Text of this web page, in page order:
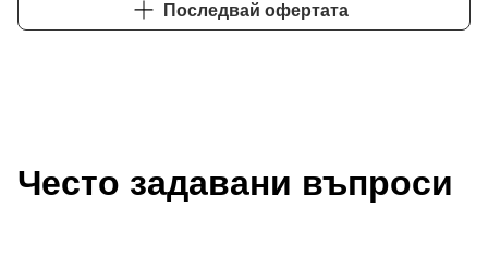
Последвай офертата
Често задавани въпроси